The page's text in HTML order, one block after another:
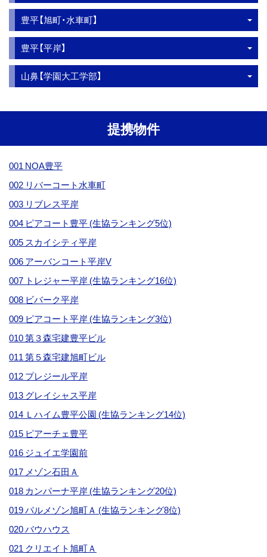
豊平【旭町・水車町】
豊平【平岸】
山鼻【学園大工学部】
提携物件
001 NOA豊平
002 リバーコート水車町
003 リブレス平岸
004 ピアコート豊平 (生協ランキング5位)
005 スカイシティ平岸
006 アーバンコート平岸V
007 トレジャー平岸 (生協ランキング16位)
008 ビバーク平岸
009 ピアコート平岸 (生協ランキング3位)
010 第３森宅建豊平ビル
011 第５森宅建旭町ビル
012 プレジール平岸
013 グレイシャス平岸
014 Ｌハイム豊平公園 (生協ランキング14位)
015 ピアーチェ豊平
016 ジュイエ学園前
017 メゾン石田Ａ
018 カンパーナ平岸 (生協ランキング20位)
019 パルメゾン旭町Ａ (生協ランキング8位)
020 バウハウス
021 クリエイト旭町Ａ